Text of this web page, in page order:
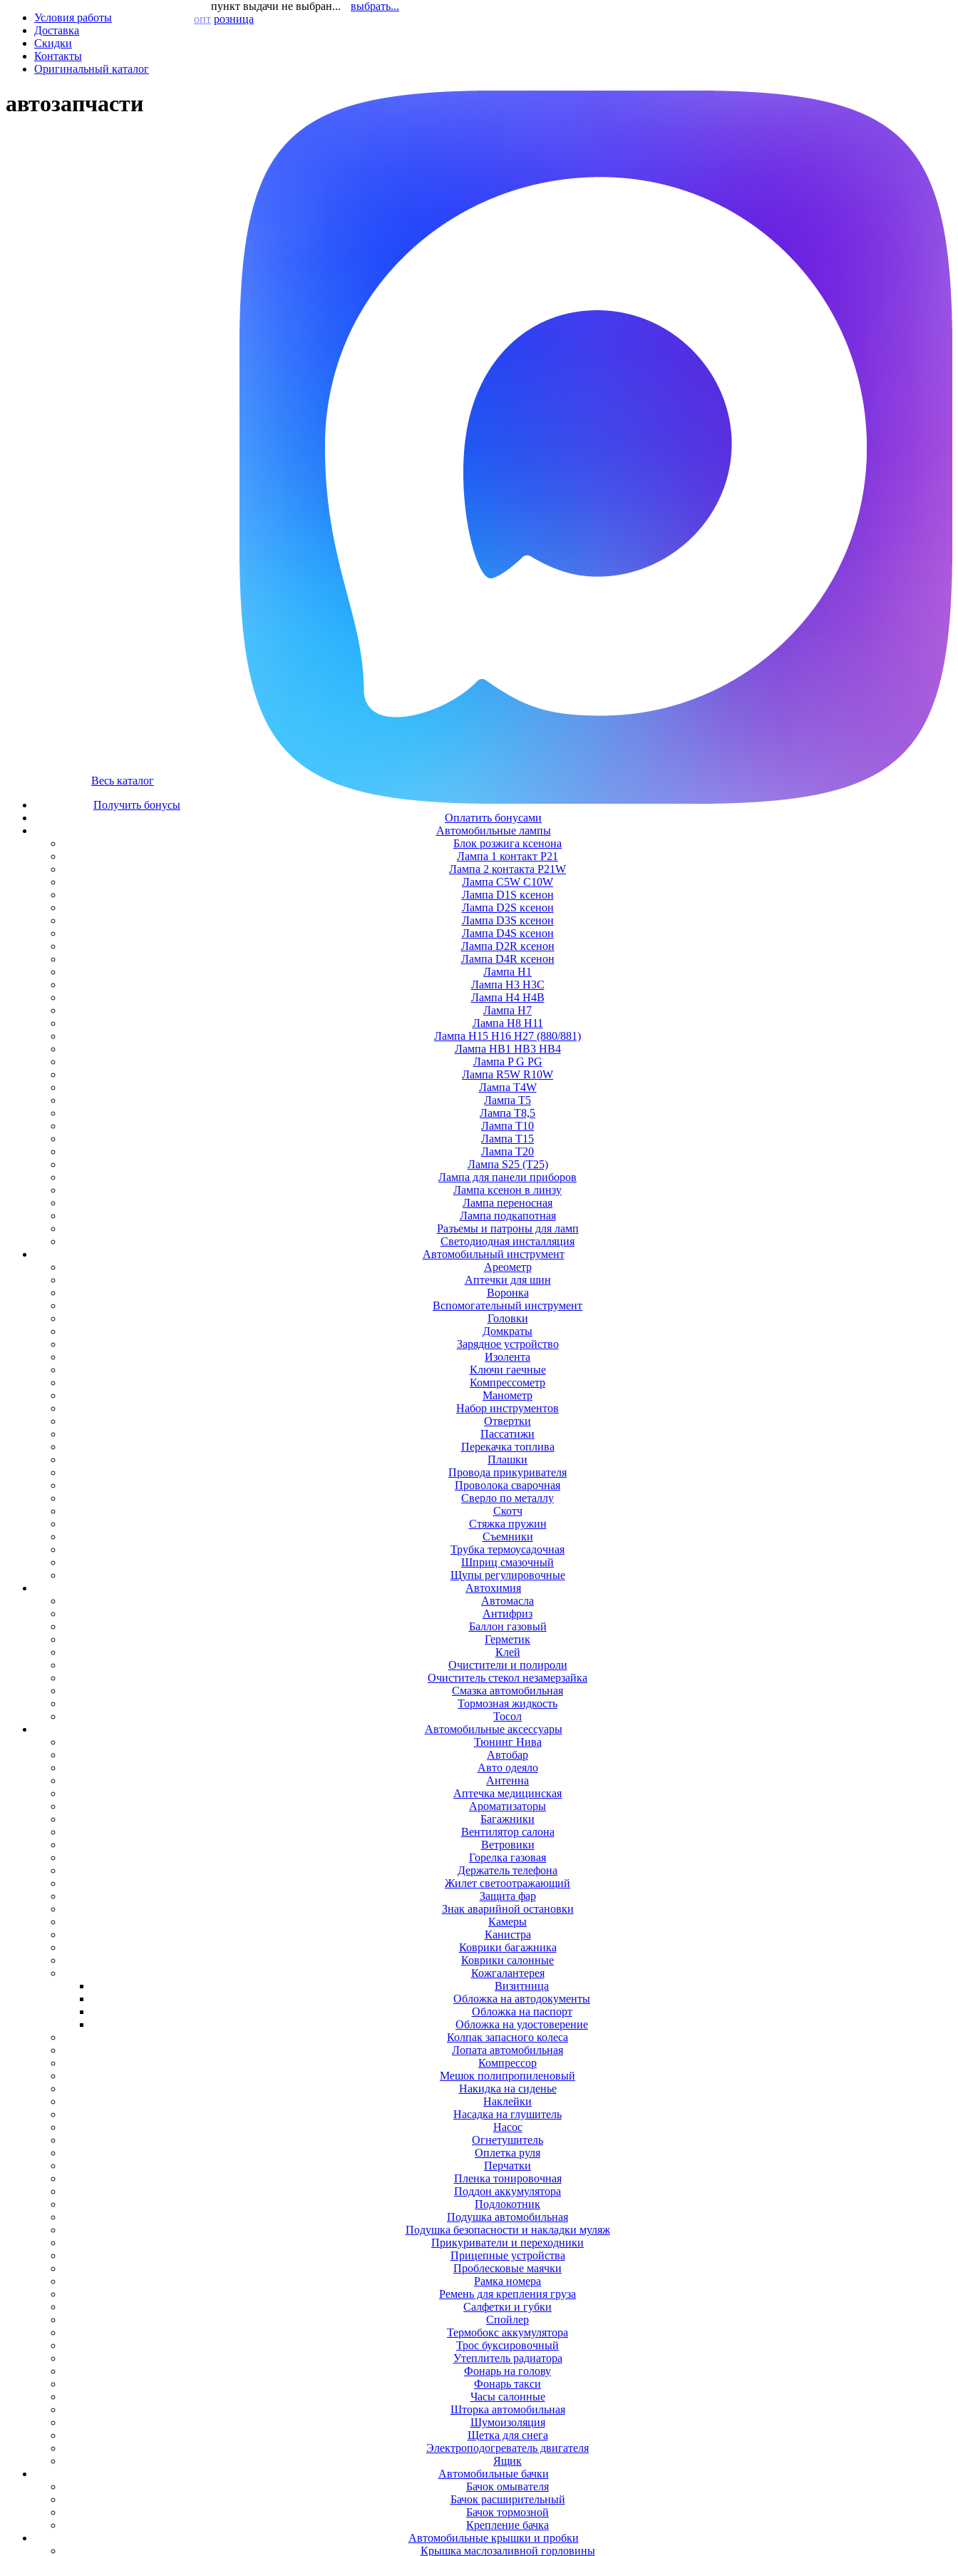
Условия работы
Доставка
Скидки
Контакты
Оригинальный каталог
пункт выдачи не выбран...
выбрать...
опт розница
автозапчасти
Весь каталог
Получить бонусы
Оплатить бонусами
Автомобильные лампы
Блок розжига ксенона
Лампа 1 контакт P21
Лампа 2 контакта P21W
Лампа C5W C10W
Лампа D1S ксенон
Лампа D2S ксенон
Лампа D3S ксенон
Лампа D4S ксенон
Лампа D2R ксенон
Лампа D4R ксенон
Лампа H1
Лампа H3 H3C
Лампа H4 H4B
Лампа H7
Лампа H8 H11
Лампа H15 H16 H27 (880/881)
Лампа HB1 HB3 HB4
Лампа P G PG
Лампа R5W R10W
Лампа T4W
Лампа T5
Лампа T8,5
Лампа T10
Лампа T15
Лампа T20
Лампа S25 (T25)
Лампа для панели приборов
Лампа ксенон в линзу
Лампа переносная
Лампа подкапотная
Разъемы и патроны для ламп
Светодиодная инсталляция
Автомобильный инструмент
Ареометр
Аптечки для шин
Воронка
Вспомогательный инструмент
Головки
Домкраты
Зарядное устройство
Изолента
Ключи гаечные
Компрессометр
Манометр
Набор инструментов
Отвертки
Пассатижи
Перекачка топлива
Плашки
Провода прикуривателя
Проволока сварочная
Сверло по металлу
Скотч
Стяжка пружин
Съемники
Трубка термоусадочная
Шприц смазочный
Щупы регулировочные
Автохимия
Автомасла
Антифриз
Баллон газовый
Герметик
Клей
Очистители и полироли
Очиститель стекол незамерзайка
Смазка автомобильная
Тормозная жидкость
Тосол
Автомобильные аксессуары
Тюнинг Нива
Автобар
Авто одеяло
Антенна
Аптечка медицинская
Ароматизаторы
Багажники
Вентилятор салона
Ветровики
Горелка газовая
Держатель телефона
Жилет светоотражающий
Защита фар
Знак аварийной остановки
Камеры
Канистра
Коврики багажника
Коврики салонные
Кожгалантерея
Визитница
Обложка на автодокументы
Обложка на паспорт
Обложка на удостоверение
Колпак запасного колеса
Лопата автомобильная
Компрессор
Мешок полипропиленовый
Накидка на сиденье
Наклейки
Насадка на глушитель
Насос
Огнетушитель
Оплетка руля
Перчатки
Пленка тонировочная
Поддон аккумулятора
Подлокотник
Подушка автомобильная
Подушка безопасности и накладки муляж
Прикуриватели и переходники
Прицепные устройства
Проблесковые маячки
Рамка номера
Ремень для крепления груза
Салфетки и губки
Спойлер
Термобокс аккумулятора
Трос буксировочный
Утеплитель радиатора
Фонарь на голову
Фонарь такси
Часы салонные
Шторка автомобильная
Шумоизоляция
Щетка для снега
Электроподогреватель двигателя
Ящик
Автомобильные бачки
Бачок омывателя
Бачок расширительный
Бачок тормозной
Крепление бачка
Автомобильные крышки и пробки
Крышка маслозаливной горловины